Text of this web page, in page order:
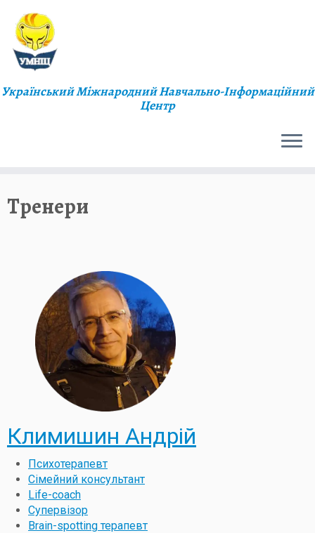
Український Міжнародний Навчально-Інформаційний
Центр
Тренери
Климишин Андрій
Психотерапевт
Сімейний консультант
Life-coach
Супервізор
Brain-spotting терапевт